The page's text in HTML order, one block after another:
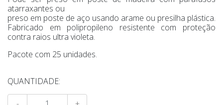
atarraxantes ou
preso em poste de aço usando arame ou presilha plástica.
Fabricado em polipropileno resistente com proteção
contra raios ultra violeta.
Pacote com 25 unidades.
QUANTIDADE: